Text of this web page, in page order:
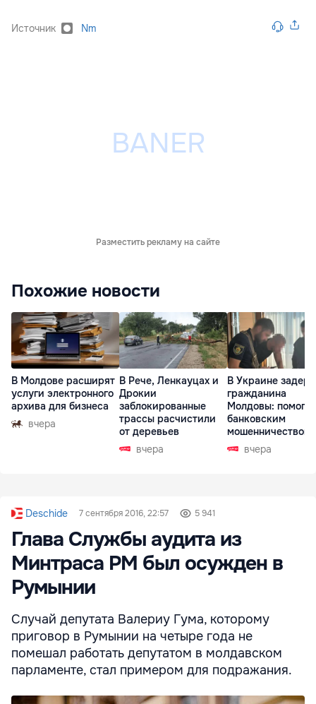
Источник Nm
Разместить рекламу на сайте
Похожие новости
В Молдове расширят
услуги электронного
архива для бизнеса
вчера
В Рече, Ленкауцах и
Дрокии
заблокированные
трассы расчистили
от деревьев
вчера
В Украине
гражданина
Молдовы:
банковским
мошенничеством
Чехиивчера
Deschide 7 сентября 2016, 22:57 5 941
Глава Службы аудита из
Минтраса РМ был осужден в
Румынии
Случай депутата Валериу Гума, которому
приговор в Румынии на четыре года не
помешал работать депутатом в молдавском
парламенте, стал примером для подражания.